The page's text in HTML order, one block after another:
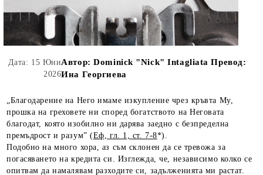
Дата: 15 Юни
2026
Автор: Dominick "Nick" Intagliata Превод:
Ина Георгиева
„Благодарение на Него имаме изкупление чрез кръвта Му,
прошка на греховете ни според богатството на Неговата
благодат, която изобилно ни дарява заедно с безпределна
премъдрост и разум” (Еф, гл. 1, ст. 7-8*).
Подобно на много хора, аз съм склонен да се тревожа за
погасяването на кредита си. Изглежда, че, независимо колко се
опитвам да намалявам разходите си, задълженията ми растат.